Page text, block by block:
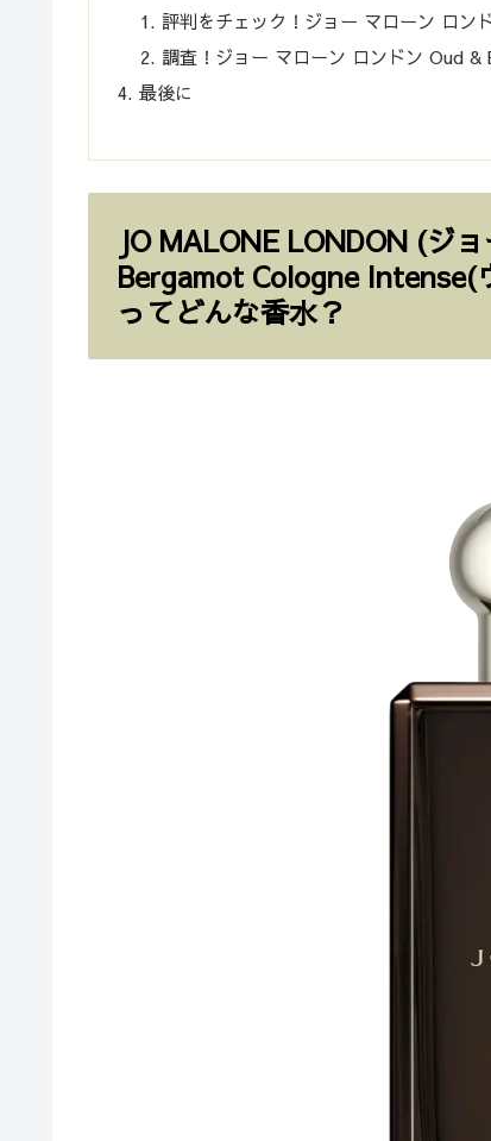
評判をチェック！ジョー マローン ロ
調査！ジョー マローン ロンドン Oud
最後に
JO MALONE LONDON (ジ
Bergamot Cologne Intense(
ってどんな香水？